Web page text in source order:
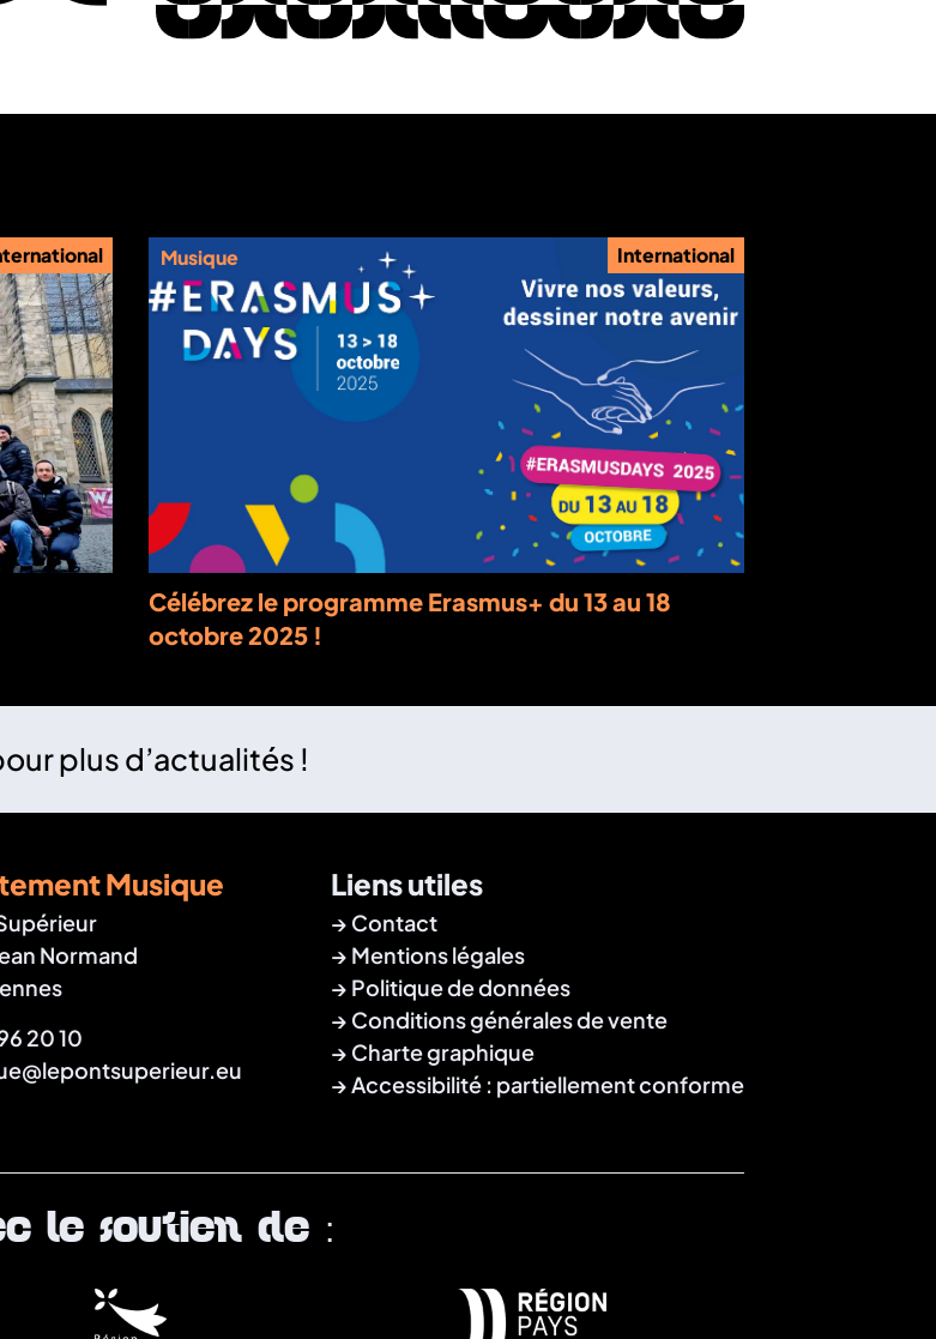
Musique International
Célébrez le programme Erasmus+ du 13 au 18
octobre 2025 !
plus d’actualités !
Musique
Normand
20 10
Liens utiles
Contact
Mentions légales
Politique de données
Conditions générales de vente
Charte graphique
Accessibilité : partiellement conforme
le soutien de :